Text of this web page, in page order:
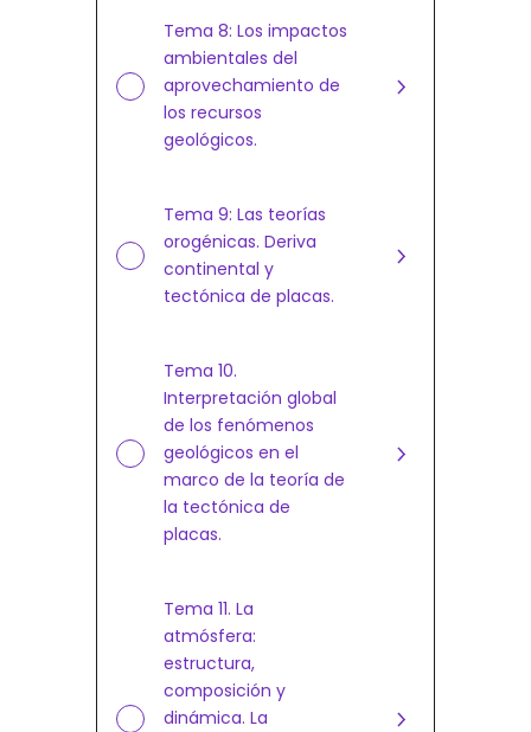
Tema 8: Los impactos
ambientales del
aprovechamiento de
los recursos
geológicos.
Tema 9: Las teorías
orogénicas. Deriva
continental y
tectónica de placas.
Tema 10.
Interpretación global
de los fenómenos
geológicos en el
marco de la teoría de
la tectónica de
placas.
Tema 11. La
atmósfera:
estructura,
composición y
dinámica. La